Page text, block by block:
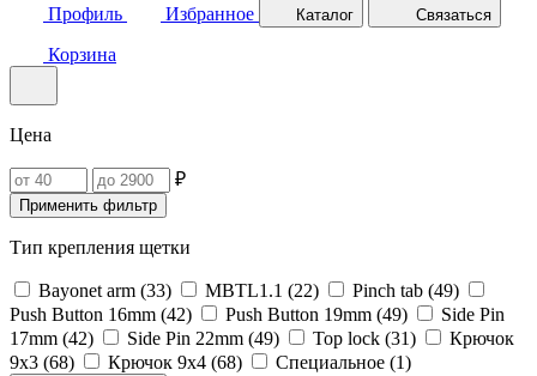
Профиль Избранное Каталог Связаться
Корзина
Цена
₽
Применить фильтр
Тип крепления щетки
Bayonet arm (33) MBTL1.1‎ (22) Pinch tab (49)
Push Button 16mm (42) Push Button 19mm (49)
Side Pin
17mm (42) Side Pin 22mm (49) Top lock (31)
Крючок
9х3 (68) Крючок 9х4 (68) Специальное (1)